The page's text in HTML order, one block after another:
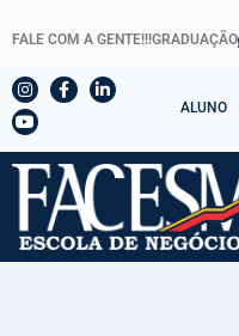
FALE COM A GENTE!!!GRADUAÇÃO
ALUNO